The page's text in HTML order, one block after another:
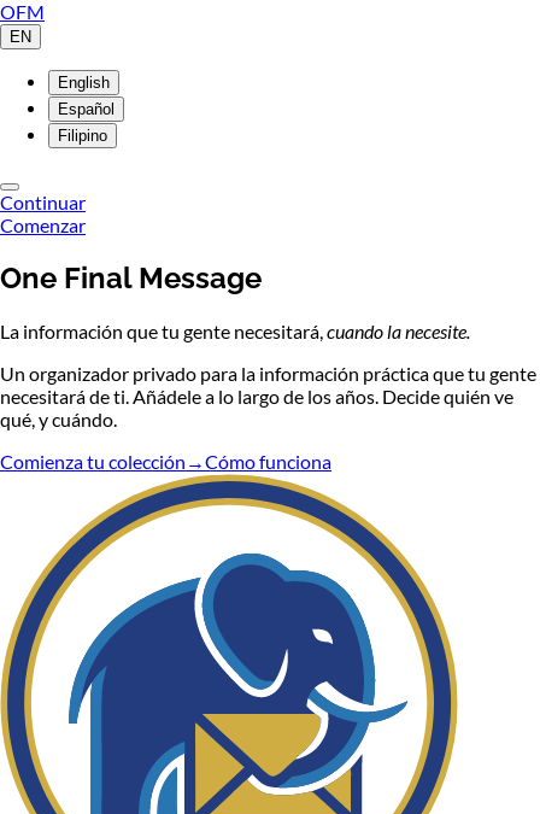
OFM
EN
English
Español
Filipino
Continuar
Comenzar
One Final Message
La información que tu gente necesitará,cuando la necesite.
Un organizador privado para la información práctica que tu gente
necesitará de ti. Añádele a lo largo de los años. Decide quién ve
qué, y cuándo.
Comienza tu colección →Cómo funciona